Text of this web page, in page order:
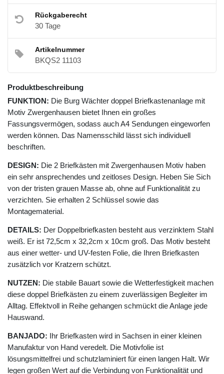
Rückgaberecht
30 Tage
Artikelnummer
BKQS2 11103
Produktbeschreibung
FUNKTION: Die Burg Wächter doppel Briefkastenanlage mit
Motiv Zwergenhausen bietet Ihnen ein großes
Fassungsvermögen, sodass auch A4 Sendungen eingeworfen
werden können. Das Namensschild lässt sich individuell
beschriften.
DESIGN: Die 2 Briefkästen mit Zwergenhausen Motiv haben
ein sehr ansprechendes und zeitloses Design. Heben Sie Sich
von der tristen grauen Masse ab, ohne auf Funktionalität zu
verzichten. Sie erhalten 2 Schlüssel sowie das
Montagematerial.
DETAILS: Der Doppelbriefkasten besteht aus verzinktem Stahl
weiß. Er ist 72,5cm x 32,2cm x 10cm groß. Das Motiv besteht
aus einer wetter- und UV-festen Folie, die Ihren Briefkasten
zusätzlich vor Kratzern schützt.
NUTZEN: Die stabile Bauart sowie die Wetterfestigkeit machen
diese doppel Briefkästen zu einem zuverlässigen Begleiter im
Alltag. Effektvoll in Reihe gehangen schmückt die Anlage jede
Hauswand.
BANJADO: Ihr Briefkasten wird in Sachsen in einer kleinen
Manufaktur von Hand veredelt. Die Motivfolie ist
lösungsmittelfrei und schutzlaminiert für einen langen Halt. Wir
legen großen Wert auf die Verbindung von Funktionalität und